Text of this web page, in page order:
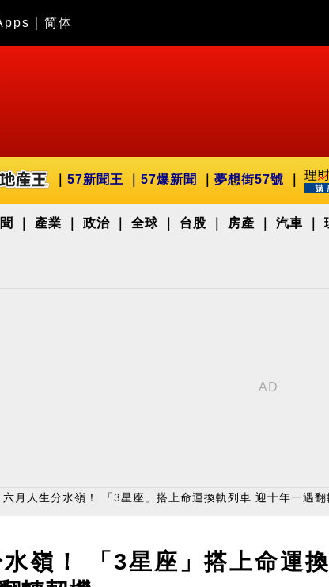
简体
57新聞王 57爆新聞 夢想街57號
產業 政治 全球 台股 房產 汽車
六月人生分水嶺！ 「3星座」搭上命運換軌列車 迎十年一遇翻
嶺！ 「3星座」搭上命運